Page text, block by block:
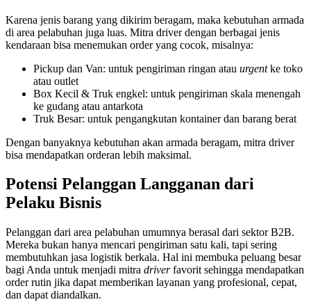
Karena jenis barang yang dikirim beragam, maka kebutuhan armada
di area pelabuhan juga luas. Mitra driver dengan berbagai jenis
kendaraan bisa menemukan order yang cocok, misalnya:
Pickup dan Van: untuk pengiriman ringan atau urgentke toko
atau outlet
Box Kecil & Truk engkel: untuk pengiriman skala menengah
ke gudang atau antarkota
Truk Besar: untuk pengangkutan kontainer dan barang berat
Dengan banyaknya kebutuhan akan armada beragam, mitra driver
bisa mendapatkan orderan lebih maksimal.
Potensi Pelanggan Langganan dari
Pelaku Bisnis
Pelanggan dari area pelabuhan umumnya berasal dari sektor B2B.
Mereka bukan hanya mencari pengiriman satu kali, tapi sering
membutuhkan jasa logistik berkala. Hal ini membuka peluang besar
bagi Anda untuk menjadi mitra driverfavorit sehingga mendapatkan
order rutin jika dapat memberikan layanan yang profesional, cepat,
dan dapat diandalkan.